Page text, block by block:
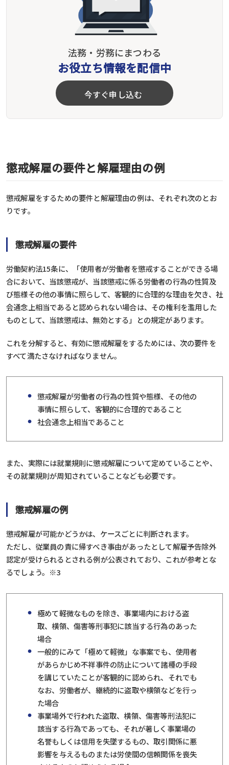
法務・労務にまつわる
お役立ち情報を配信中
今すぐ申し込む
懲戒解雇の要件と解雇理由の例
懲戒解雇をするための要件と解雇理由の例は、それぞれ次のとお
りです。
懲戒解雇の要件
労働契約法15条に、「使用者が労働者を懲戒することができる場
合において、当該懲戒が、当該懲戒に係る労働者の行為の性質及
び態様その他の事情に照らして、客観的に合理的な理由を欠き、社
会通念上相当であると認められない場合は、その権利を濫用した
ものとして、当該懲戒は、無効とする」との規定があります。
これを分解すると、有効に懲戒解雇をするためには、次の要件を
すべて満たさなければなりません。
懲戒解雇が労働者の行為の性質や態様、その他の
事情に照らして、客観的に合理的であること
社会通念上相当であること
また、実際には就業規則に懲戒解雇について定めていることや、
その就業規則が周知されていることなども必要です。
懲戒解雇の例
懲戒解雇が可能かどうかは、ケースごとに判断されます。
ただし、従業員の責に帰すべき事由があったとして解雇予告除外
認定が受けられるとされる例が公表されており、これが参考とな
るでしょう。 ※3
極めて軽微なものを除き、事業場内における盗
取、横領、傷害等刑事犯に該当する行為のあった
場合
一般的にみて「極めて軽微」な事案でも、使用者
があらかじめ不祥事件の防止について諸種の手段
を講じていたことが客観的に認められ、それでも
なお、労働者が、継続的に盗取や横領などを行っ
た場合
事業場外で行われた盗取、横領、傷害等刑法犯に
該当する行為であっても、それが著しく事業場の
名誉もしくは信用を失墜するもの、取引関係に悪
影響を与えるものまたは労使間の信頼関係を喪失